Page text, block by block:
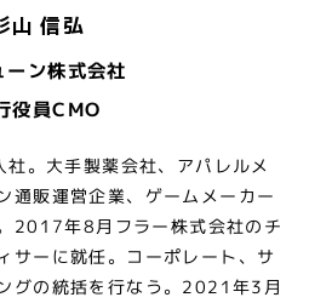
山 信弘
ーン株式会社
役員CMO
。大手製薬会社、アパレルメ
通販運営企業、ゲームメーカー
2017年8月フラー株式会社のチ
サーに就任。コーポレート、サ
グの統括を行なう。2021年3月